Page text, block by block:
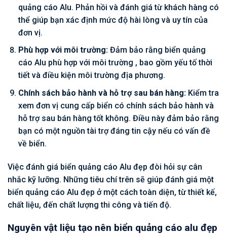
quảng cáo Alu. Phản hồi và đánh giá từ khách hàng có
thể giúp bạn xác định mức độ hài lòng và uy tín của
đơn vị.
Phù hợp với môi trường:Đảm bảo rằng biển quảng
cáo Alu phù hợp với môi trường , bao gồm yếu tố thời
tiết và điều kiện môi trường địa phương.
Chính sách bảo hành và hỗ trợ sau bán hàng:Kiểm tra
xem đơn vị cung cấp biển có chính sách bảo hành và
hỗ trợ sau bán hàng tốt không. Điều này đảm bảo rằng
bạn có một nguồn tài trợ đáng tin cậy nếu có vấn đề
về biển.
Việc đánh giá biển quảng cáo Alu đẹp đòi hỏi sự cân
nhắc kỹ lưỡng. Những tiêu chí trên sẽ giúp đánh giá một
biển quảng cáo Alu đẹp ở một cách toàn diện, từ thiết kế,
chất liệu, đến chất lượng thi công và tiến độ.
Nguyên vật liệu tạo nên biển quảng cáo alu đẹp